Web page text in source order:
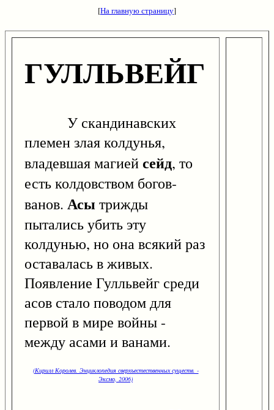
[На главную страницу]
ГУЛЛЬВЕЙГ
У скандинавских
племен злая колдунья,
владевшая магиейсейд, то
есть колдовством богов-
ванов. Асы трижды
пытались убить эту
колдунью, но она всякий раз
оставалась в живых.
Появление Гулльвейг среди
асов стало поводом для
первой в мире войны -
между асами и ванами.
(Кирилл Королев. Энциклопедия сверхъестественных существ. -
Эксмо, 2006)